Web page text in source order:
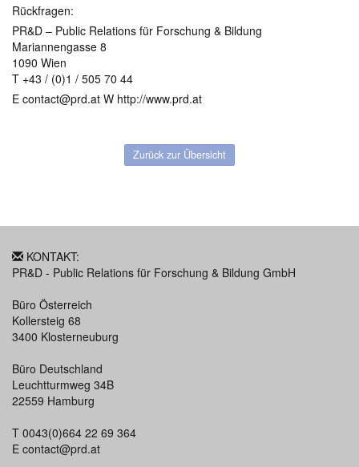
Rückfragen:
PR&D – Public Relations für Forschung & Bildung
Mariannengasse 8
1090 Wien
T +43 / (0)1 / 505 70 44
E contact@prd.at W http://www.prd.at
Zurück zur Übersicht
KONTAKT:
PR&D - Public Relations für Forschung & Bildung GmbH
Büro Österreich
Kollersteig 68
3400 Klosterneuburg
Büro Deutschland
Leuchtturmweg 34B
22559 Hamburg
T 0043(0)664 22 69 364
E contact@prd.at